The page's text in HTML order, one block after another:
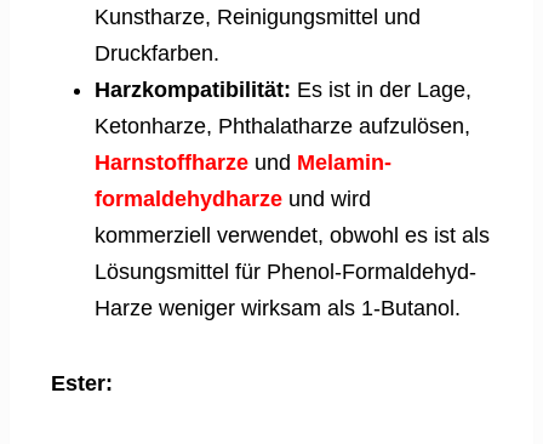
Kunstharze, Reinigungsmittel und
Druckfarben.
Harzkompatibilität: Es ist in der Lage,
Ketonharze, Phthalatharze aufzulösen,
Harnstoffharze und Melamin-
formaldehydharze und wird
kommerziell verwendet, obwohl es ist als
Lösungsmittel für Phenol-Formaldehyd-
Harze weniger wirksam als 1-Butanol.
Ester: